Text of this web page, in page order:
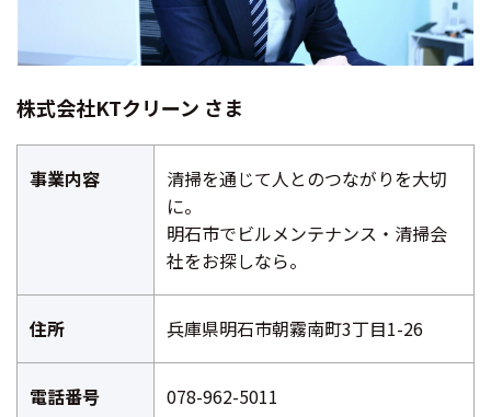
株式会社KTクリーン さま
事業内容
清掃を通じて人とのつながりを大切
に。
明石市でビルメンテナンス・清掃会
社をお探しなら。
住所 兵庫県明石市朝霧南町3丁目1-26
電話番号 078-962-5011